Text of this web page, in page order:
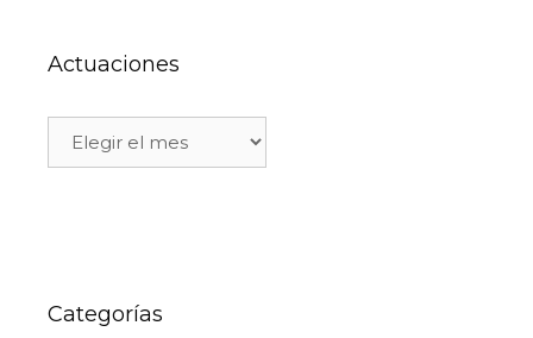
Actuaciones
Categorías